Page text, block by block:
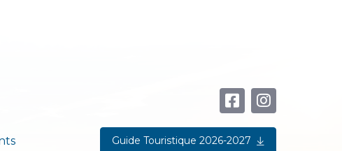
Guide Touristique 2026-2027